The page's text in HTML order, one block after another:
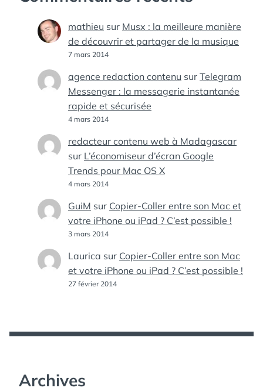
mathieu sur Musx : la meilleure manière
de découvrir et partager de la musique
7 mars 2014
agence redaction contenu sur Telegram
Messenger : la messagerie instantanée
rapide et sécurisée
4 mars 2014
redacteur contenu web à Madagascar
sur L’économiseur d’écran Google
Trends pour Mac OS X
4 mars 2014
GuiM sur Copier-Coller entre son Mac et
votre iPhone ou iPad ? C’est possible !
3 mars 2014
Laurica sur Copier-Coller entre son Mac
et votre iPhone ou iPad ? C’est possible !
27 février 2014
Archives